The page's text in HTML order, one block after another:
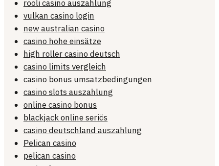
rooli casino auszahlung
vulkan casino login
new australian casino
casino hohe einsätze
high roller casino deutsch
casino limits vergleich
casino bonus umsatzbedingungen
casino slots auszahlung
online casino bonus
blackjack online seriös
casino deutschland auszahlung
Pelican casino
pelican casino